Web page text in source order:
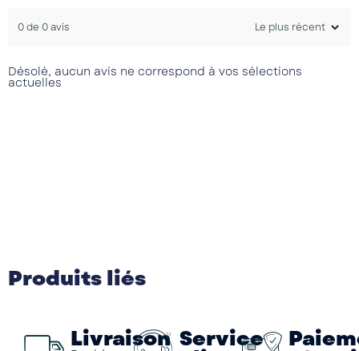
0 de 0 avis
Désolé, aucun avis ne correspond à vos sélections
actuelles
Produits liés
Livraison Service